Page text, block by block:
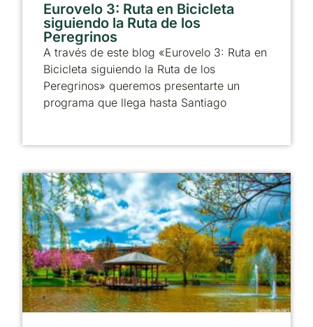
Eurovelo 3: Ruta en Bicicleta
siguiendo la Ruta de los
Peregrinos
A través de este blog «Eurovelo 3: Ruta en
Bicicleta siguiendo la Ruta de los
Peregrinos» queremos presentarte un
programa que llega hasta Santiago